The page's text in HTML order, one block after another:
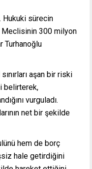
Hukuki sürecin
Meclisinin 300 milyon
Turhanoğlu
aşan bir riski
belirterek,
vurguladı.
net bir şekilde
hem de borç
hale getirdiğini